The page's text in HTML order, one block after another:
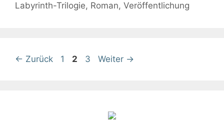
Labyrinth-Trilogie, Roman, Veröffentlichung
← Zurück 1 2 3 Weiter →